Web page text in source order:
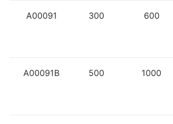
A00091 300 600
A00091B 500 1000